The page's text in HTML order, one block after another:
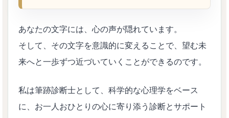
あなたの文字には、心の声が隠れています。
そして、その文字を意識的に変えることで、望む未
来へと一歩ずつ近づいていくことができるのです。
私は筆跡診断士として、科学的な心理学をベース
に、お一人おひとりの心に寄り添う診断とサポート